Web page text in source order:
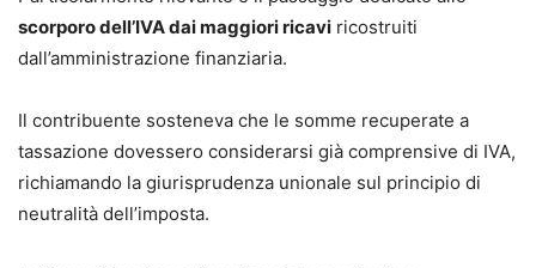
scorporo dell’IVA dai maggiori ricavi ricostruiti
dall’amministrazione finanziaria.
Il contribuente sosteneva che le somme recuperate a
tassazione dovessero considerarsi già comprensive di IVA,
richiamando la giurisprudenza unionale sul principio di
neutralità dell’imposta.